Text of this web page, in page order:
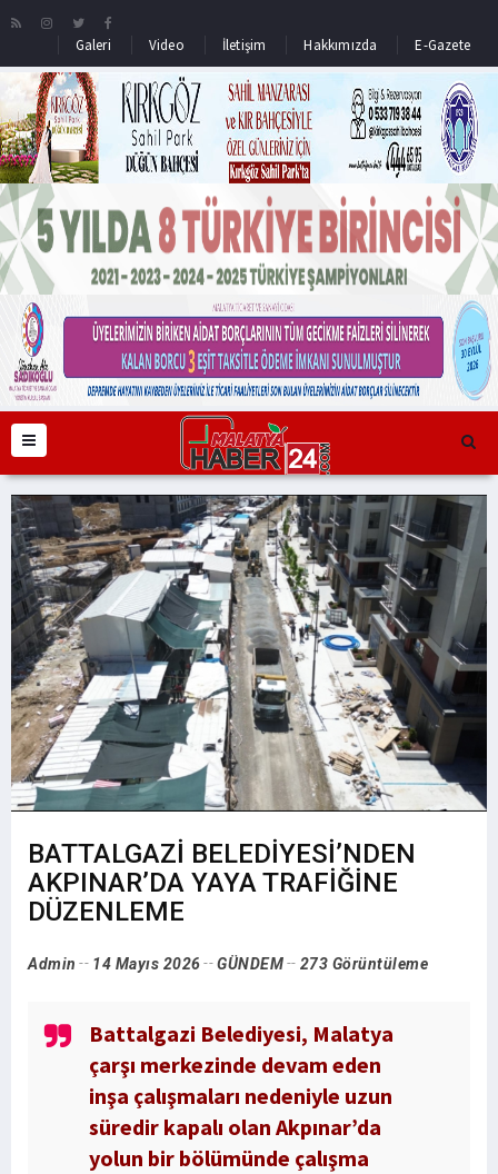
Galeri Video İletişim Hakkımızda E-Gazete
BATTALGAZİ BELEDİYESİ’NDEN
AKPINAR’DA YAYA TRAFİĞİNE
DÜZENLEME
Admin 14 Mayıs 2026 GÜNDEM 273 Görüntüleme
Battalgazi Belediyesi, Malatya
çarşı merkezinde devam eden
inşa çalışmaları nedeniyle uzun
süredir kapalı olan Akpınar’da
yolun bir bölümünde çalışma